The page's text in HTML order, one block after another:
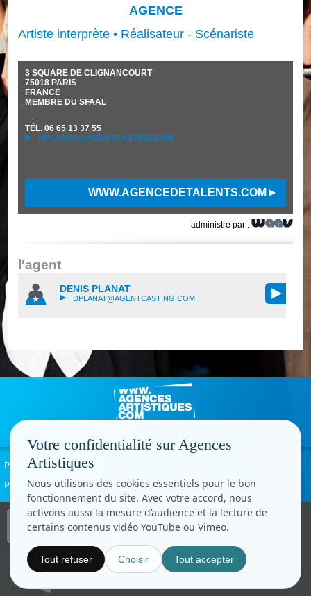
AGENCE
Artiste interprète • Réalisateur - Scénariste
3 SQUARE DE CLIGNANCOURT
75018 PARIS
FRANCE
MEMBRE DU SFAAL
TÉL.06 65 13 37 55
DPLANAT@AGENTCASTING.COM
WWW.AGENCEDETALENTS.COM
administré par :
l′agent
DENIS PLANAT
DPLANAT@AGENTCASTING.COM
Politique de confidentialité
Paramètres cookies
Copyright © CC.Comunication
Tous droits réservés
Votre confidentialité sur Agences
Artistiques
Nous utilisons des cookies essentiels pour le bon
fonctionnement du site. Avec votre accord, nous
activons aussi la mesure d’audience et la lecture de
certains contenus vidéo YouTube ou Vimeo.
Tout refuser Choisir Tout accepter